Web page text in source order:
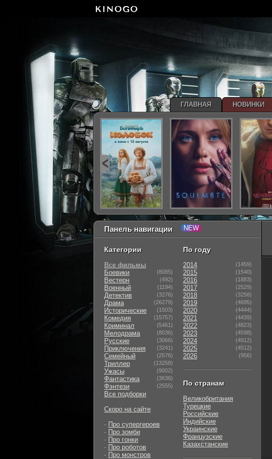
Панель навигации
Категории
Все фильмы
Боевики
(8085)
Вестерн (492)
Военный (1194)
Детектив (3276)
Драма (26279)
Исторические (1503)
Комедия (15757)
Криминал (5461)
Мелодрама (8036)
Русские (3066)
Приключения (3241)
Семейный (2576)
Триллер (13258)
Ужасы (9002)
Фантастика (3636)
Фэнтези (2555)
Все подборки
Скоро на сайте
- Про супергероев
- Про зомби
- Про гонки
- Про роботов
- Про монстров
По году
2014 (1459)
2015 (1540)
2016 (1883)
2017 (2529)
2018 (3258)
2019 (4695)
2020 (4444)
2021 (4439)
2022 (4823)
2023 (4598)
2024 (4912)
2025 (4512)
2026 (956)
По странам
Великобритания
Турецкие
Российские
Индийские
Украинские
Французские
Казахстанские
ГЛАВНАЯ НОВИНКИ